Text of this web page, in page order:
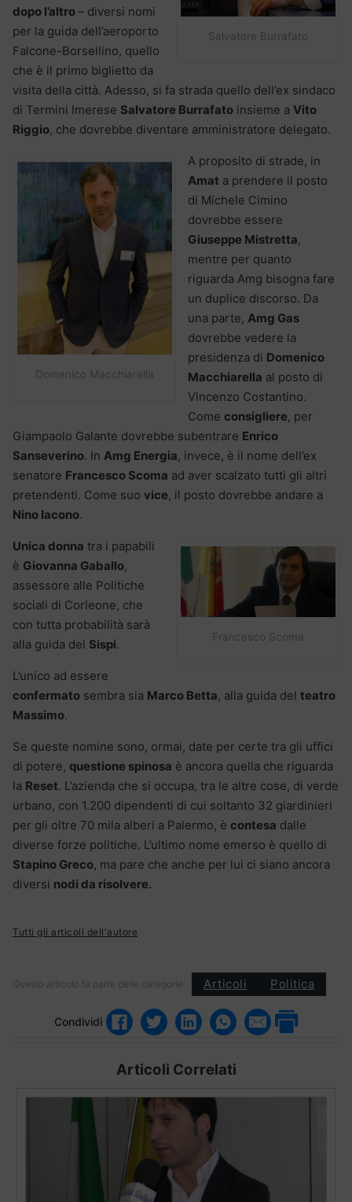
Salvatore Burrafato
dopo l’altro– diversi nomi
per la guida dell’aeroporto
Falcone-Borsellino, quello
che è il primo biglietto da
visita della città. Adesso, si fa strada quello dell’ex sindaco
di Termini Imerese Salvatore Burrafato insieme a Vito
Riggio, che dovrebbe diventare amministratore delegato.
Domenico Macchiarella
A proposito di strade, in
Amat a prendere il posto
di Michele Cimino
dovrebbe essere
Giuseppe Mistretta,
mentre per quanto
riguarda Amg bisogna fare
un duplice discorso. Da
una parte, Amg Gas
dovrebbe vedere la
presidenza di Domenico
Macchiarella al posto di
Vincenzo Costantino.
Come consigliere, per
Giampaolo Galante dovrebbe subentrare Enrico
Sanseverino. In Amg Energia, invece, è il nome dell’ex
senatore Francesco Scoma ad aver scalzato tutti gli altri
pretendenti. Come suo vice, il posto dovrebbe andare a
Nino Iacono.
Francesco Scoma
Unica donna tra i papabili
è Giovanna Gaballo,
assessore alle Politiche
sociali di Corleone, che
con tutta probabilità sarà
alla guida del Sispi.
L’unico ad essere
confermato sembra sia Marco Betta, alla guida del teatro
Massimo.
Se queste nomine sono, ormai, date per certe tra gli uffici
di potere, questione spinosa è ancora quella che riguarda
la Reset. L’azienda che si occupa, tra le altre cose, di verde
urbano, con 1.200 dipendenti di cui soltanto 32 giardinieri
per gli oltre 70 mila alberi a Palermo, è contesa dalle
diverse forze politiche. L’ultimo nome emerso è quello di
Stapino Greco, ma pare che anche per lui ci siano ancora
diversi nodi da risolvere.
Tutti gli articoli dell'autore
Questo articolo fa parte delle categorie: Articoli Politica
Condividi
Articoli Correlati